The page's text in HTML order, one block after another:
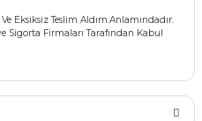
Eksiksiz Teslim Aldım.Anlamındadır.
Sigorta Firmaları Tarafından Kabul